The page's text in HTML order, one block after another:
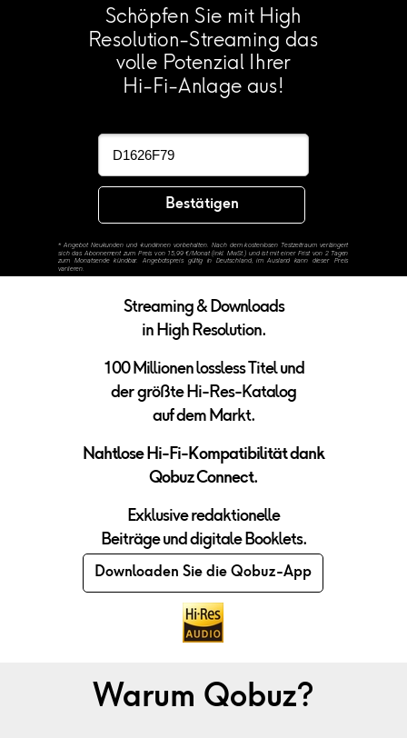
Bestätigen
*Angebot Neukunden und -kundinnen vorbehalten. Nach dem kostenlosen Testzeitraum verlängert
sich das Abonnement zum Preis von 15,99 €/Monat (inkl. MwSt.) und ist mit einer Frist von 2 Tagen
zum Monatsende kündbar. Angebotspreis gültig in Deutschland, im Ausland kann dieser Preis
variieren.
Schöpfen Sie mit High
Resolution-Streaming das
volle Potenzial Ihrer
Hi-Fi-Anlage aus!
Warum Qobuz?
Streaming & Downloads
in High Resolution.
100 Millionen lossless Titel und
der größte Hi-Res-Katalog
auf dem Markt.
Nahtlose Hi-Fi-Kompatibilität dank
Qobuz Connect.
Exklusive redaktionelle
Beiträge und digitale Booklets.
Downloaden Sie die Qobuz-App